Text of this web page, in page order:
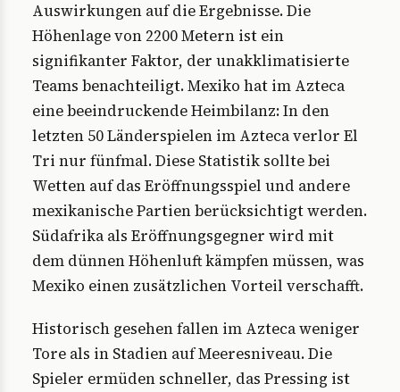
Auswirkungen auf die Ergebnisse. Die
Höhenlage von 2200 Metern ist ein
signifikanter Faktor, der unakklimatisierte
Teams benachteiligt. Mexiko hat im Azteca
eine beeindruckende Heimbilanz: In den
letzten 50 Länderspielen im Azteca verlor El
Tri nur fünfmal. Diese Statistik sollte bei
Wetten auf das Eröffnungsspiel und andere
mexikanische Partien berücksichtigt werden.
Südafrika als Eröffnungsgegner wird mit
dem dünnen Höhenluft kämpfen müssen, was
Mexiko einen zusätzlichen Vorteil verschafft.
Historisch gesehen fallen im Azteca weniger
Tore als in Stadien auf Meeresniveau. Die
Spieler ermüden schneller, das Pressing ist